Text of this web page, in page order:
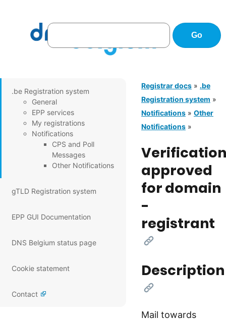
Registrar docs » .be
Registration system »
Notifications » Other
Notifications »
.be Registration system
General
EPP services
My registrations
Notifications
CPS and Poll
Messages
Other Notifications
gTLD Registration system
EPP GUI Documentation
DNS Belgium status page
Cookie statement
Contact
Verification
approved
for domain
-
registrant
[Link]
Description
[Link]
Mail towards